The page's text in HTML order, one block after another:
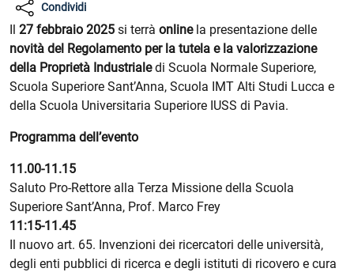
LOCANDINA WEBINAR JOTTO v.8
Condividi
Il 27 febbraio 2025 si terrà onlinela presentazione delle
novità del Regolamento per la tutela e la valorizzazione
della Proprietà Industrialedi Scuola Normale Superiore,
Scuola Superiore Sant’Anna, Scuola IMT Alti Studi Lucca e
della Scuola Universitaria Superiore IUSS di Pavia.
Programma dell’evento
11.00-11.15
Saluto Pro-Rettore alla Terza Missione della Scuola
Superiore Sant’Anna, Prof. Marco Frey
11:15-11.45
Il nuovo art. 65. Invenzioni dei ricercatori delle università,
degli enti pubblici di ricerca e degli istituti di ricovero e cura